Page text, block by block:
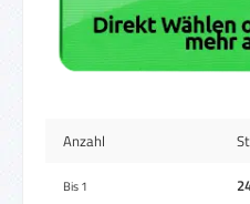
Anzahl
Bis1